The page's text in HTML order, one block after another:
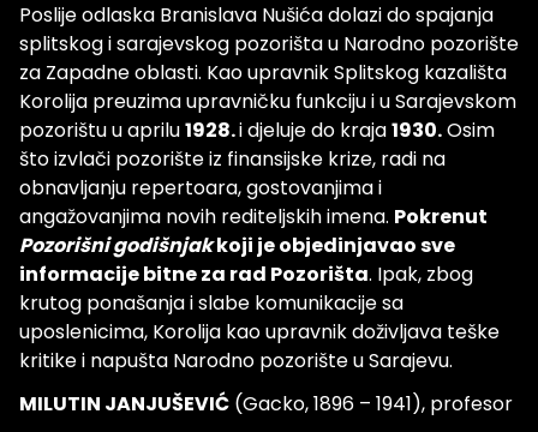
Poslije odlaska Branislava Nušića dolazi do spajanja
splitskog i sarajevskog pozorišta u Narodno pozorište
za Zapadne oblasti. Kao upravnik Splitskog kazališta
Korolija preuzima upravničku funkciju i u Sarajevskom
pozorištu u aprilu1928.i djeluje do kraja1930.Osim
što izvlači pozorište iz finansijske krize, radi na
obnavljanju repertoara, gostovanjima i
angažovanjima novih rediteljskih imena. Pokrenut
Pozorišni godišnjakkoji je objedinjavao sve
informacije bitne za rad Pozorišta. Ipak, zbog
krutog ponašanja i slabe komunikacije sa
uposlenicima, Korolija kao upravnik doživljava teške
kritike i napušta Narodno pozorište u Sarajevu.
MILUTIN JANJUŠEVIĆ (Gacko, 1896 – 1941), profesor